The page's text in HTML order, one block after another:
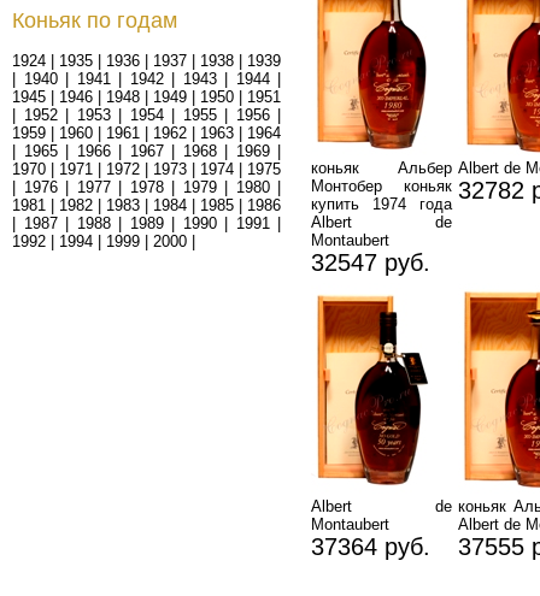
Коньяк по годам
1924 1935 1936 1937 1938
1939
1940| 1941| 1942| 1943| 1944|
1945
1946 1948 1949 1950
1951
1952| 1953| 1954| 1955| 1956|
1959
1960 1961 1962 1963
1964
1965| 1966| 1967| 1968| 1969|
1970
1971 1972 1973 1974
1975
1976| 1977| 1978| 1979| 1980|
1981
1982 1983 1984 1985
1986
1987| 1988| 1989| 1990| 1991|
1992
1994 1999 2000
коньяк Альбер
Монтобер коньяк
купить 1974 года
Albert de
Montaubert
32547 руб.
Albert de
32782
Albert de
Montaubert
37364 руб.
коньяк
Albert de
37555